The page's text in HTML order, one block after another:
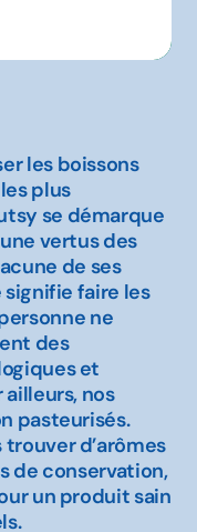
les boissons
plus
se démarque
vertus des
de ses
signifie faire les
ne
des
et
nos
pasteurisés.
d’arômes
de conservation,
un produit sain